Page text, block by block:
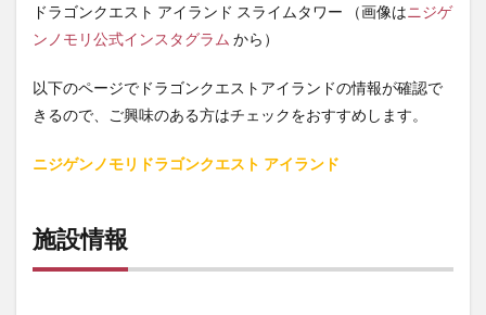
ドラゴンクエスト アイランド スライムタワー （画像はニジゲ
ンノモリ公式インスタグラム から）
以下のページでドラゴンクエストアイランドの情報が確認で
きるので、ご興味のある方はチェックをおすすめします。
ニジゲンノモリドラゴンクエスト アイランド
施設情報